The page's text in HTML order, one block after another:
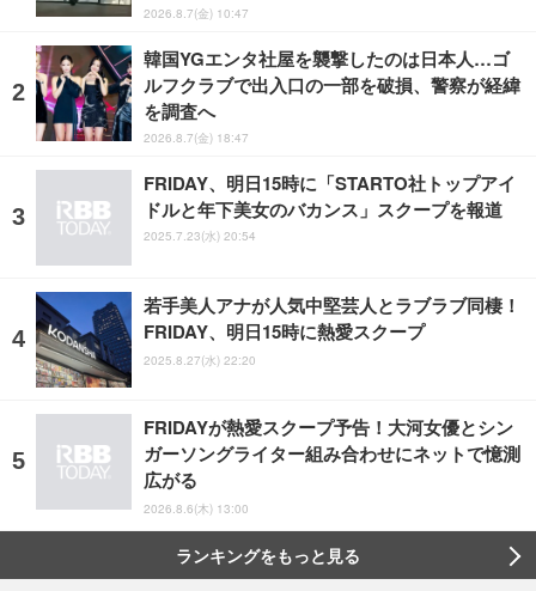
2026.8.7(金) 10:47
韓国YGエンタ社屋を襲撃したのは日本人…ゴ
ルフクラブで出入口の一部を破損、警察が経緯
を調査へ
2026.8.7(金) 18:47
FRIDAY、明日15時に「STARTO社トップアイ
ドルと年下美女のバカンス」スクープを報道
2025.7.23(水) 20:54
若手美人アナが人気中堅芸人とラブラブ同棲！
FRIDAY、明日15時に熱愛スクープ
2025.8.27(水) 22:20
FRIDAYが熱愛スクープ予告！大河女優とシン
ガーソングライター組み合わせにネットで憶測
広がる
2026.8.6(木) 13:00
ランキングをもっと見る